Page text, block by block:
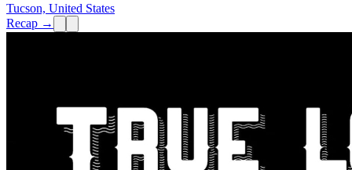
Tucson, United States
Recap →